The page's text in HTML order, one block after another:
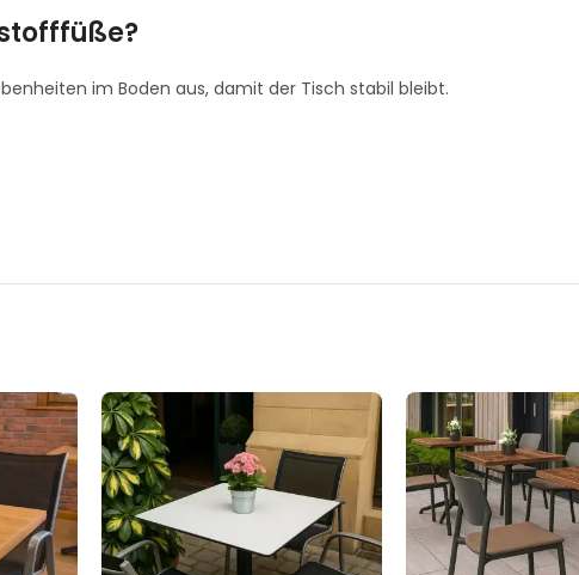
im Boden aus, damit der Tisch stabil bleibt.